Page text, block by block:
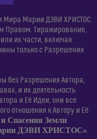
Мира Марии ДЭВИ ХРИСТОС.
Правом. Тиражирование,
их части, включая
только с Разрешения
без Разрешения Автора,
и их деятельность
и Её Идеи, они все
отношения к Автору и Её
Спасения Земли
ДЭВИ ХРИСТОС».